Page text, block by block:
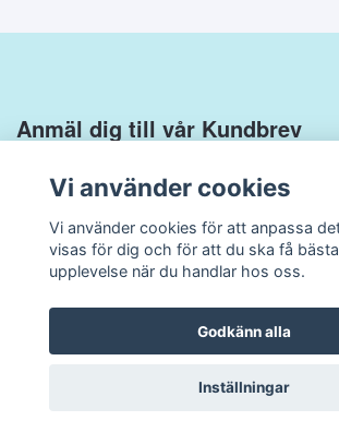
Anmäl dig till vår Kundbrev
© 2026 UdensPowered by
Vi använder cookies
Vi använder cookies för att anpassa
visas för dig och för att du ska få
upplevelse när du handlar hos oss.
Godkänn alla
Inställningar